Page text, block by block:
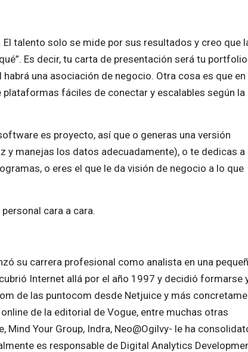
talento solo se mide por sus resultados y creo que
Es decir, tu carta de presentación será tu
una asociación de negocio. Otra cosa es que en
fáciles de conectar y escalables según la
es proyecto, así que o generas una versión
y manejas los datos adecuadamente), o te dedicas a
o eres el que le da visión de negocio a lo que
cara a cara.
su carrera profesional como analista en una
Internet allá por el año 1997 y decidió formarse
de las puntocom desde Netjuice y más
de la editorial de Vogue, entre muchas otras
Your Group, Indra, Neo@Ogilvy- le ha
es responsable de Digital Analytics